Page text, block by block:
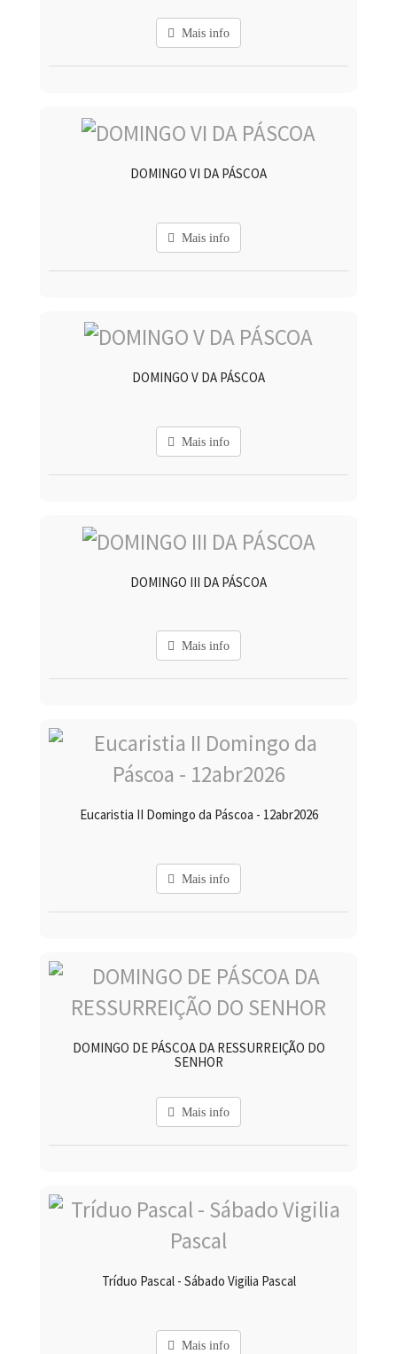
Mais info
DOMINGO VI DA PÁSCOA
Mais info
DOMINGO V DA PÁSCOA
Mais info
DOMINGO III DA PÁSCOA
Mais info
Eucaristia II Domingo da Páscoa - 12abr2026
Mais info
DOMINGO DE PÁSCOA DA RESSURREIÇÃO DO
SENHOR
Mais info
Tríduo Pascal - Sábado Vigilia Pascal
Mais info